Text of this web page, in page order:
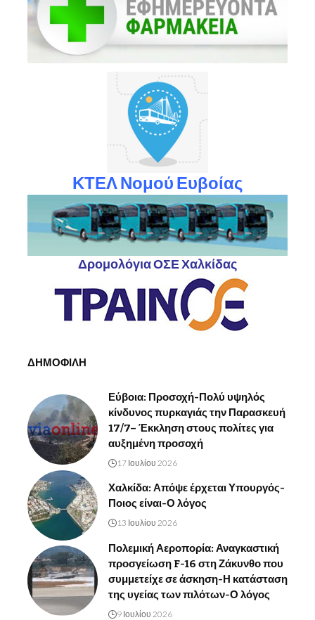
ΚΤΕΛ Νομού Ευβοίας
Δρομολόγια ΟΣΕ Χαλκίδας
ΔΗΜΟΦΙΛΗ
Εύβοια: Προσοχή-Πολύ υψηλός
κίνδυνος πυρκαγιάς την Παρασκευή
17/7– Έκκληση στους πολίτες για
αυξημένη προσοχή
17 Ιουλίου 2026
Χαλκίδα: Απόψε έρχεται Υπουργός-
Ποιος είναι-Ο λόγος
13 Ιουλίου 2026
Πολεμική Αεροπορία: Αναγκαστική
προσγείωση F-16 στη Ζάκυνθο που
συμμετείχε σε άσκηση-Η κατάσταση
της υγείας των πιλότων-Ο λόγος
9 Ιουλίου 2026